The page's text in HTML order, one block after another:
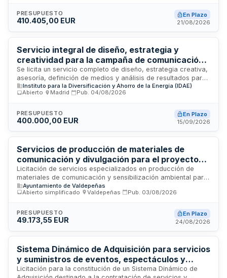
El contratista será responsable de la planificación operativa,
ejecución técnica, coordinación de personal artístico,
seguridad y emergencias durante toda la duración del
evento.
PRESUPUESTO
410.405,00 EUR
En Plazo
21/08/2026
Servicio integral de diseño, estrategia y
creatividad para la campaña de comunicación
institucional sobre climatización sostenible del
Instituto para la Diversificación y Ahorro de la
Energía
Se licita un servicio completo de diseño, estrategia creativa,
asesoría, definición de medios y análisis de resultados para
la campaña de publicidad institucional titulada Climatización
Sostenible: La Bomba de Calor. El Instituto para la
empresa especializada en comunicación y marketing con
experiencia demostrada en campañas para organismos
comunicación, desde la conceptualización estratégica hasta
la medición del impacto de la campaña.
Instituto para la Diversificación y Ahorro de la Energía (IDAE)
Abierto
Madrid Pub. 04/08/2026
PRESUPUESTO
400.000,00 EUR
En Plazo
15/09/2026
Servicios de producción de materiales de
comunicación y divulgación para el proyecto
de renaturalización urbana de Valdepeñas
Licitación de servicios especializados en producción de
materiales de comunicación y sensibilización ambiental para
el proyecto Renaturalización Urbana de Valdepeñas. El
Ayuntamiento de Valdepeñas contrata la ejecución material
incluidos en las acciones C1 y C2 del proyecto cofinanciado
por el Fondo Europeo de Desarrollo Regional a través de la
maquetación de documentos, asistencia para planificación
de actividades, exposición itinerante, guías, folletos,
cartelería y materiales para actividades de sensibilización.
Ayuntamiento de Valdepeñas
Abierto simplificado
Valdepeñas Pub. 03/08/2026
PRESUPUESTO
49.173,55 EUR
En Plazo
24/08/2026
Sistema Dinámico de Adquisición para servicios
y suministros de eventos, espectáculos y
actividades culturales y deportivas del
Licitación para la constitución de un Sistema Dinámico de